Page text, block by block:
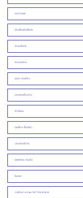
หลากกระแส
ย้อนเรื่องเมืองโคราช
ข่าวคนโคราช
ข่าวคนอีสาน
ธุรกิจ ท่องเที่ยว
นอกชานเพื่อนบ้าน
ข่าวสังคม
คุยเฟื่อง เรื่องกีฬา
บทบรรณาธิการ
ประชาสังคม ท้องถิ่น
โฆษณา
การศึกษา เยาวชน ไอที วิทยาศาสตร์